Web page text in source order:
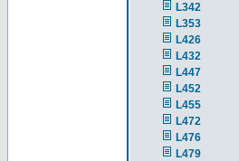
L342
L353
L426
L432
L447
L452
L455
L472
L476
L479